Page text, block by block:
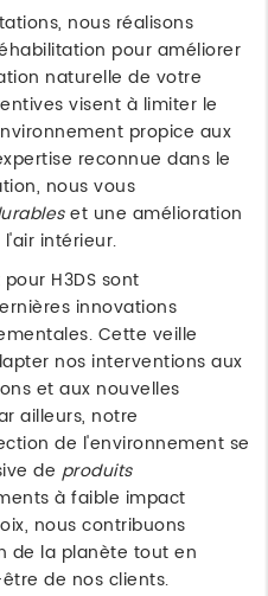
nous réalisons
pour améliorer
naturelle de votre
visent à limiter le
propice aux
reconnue dans le
nous vous
et une amélioration
intérieur.
H3DS sont
innovations
Cette veille
nos interventions aux
et aux nouvelles
ailleurs, notre
de l'environnement se
de produits
à faible impact
nous contribuons
de la planète tout en
de nos clients.